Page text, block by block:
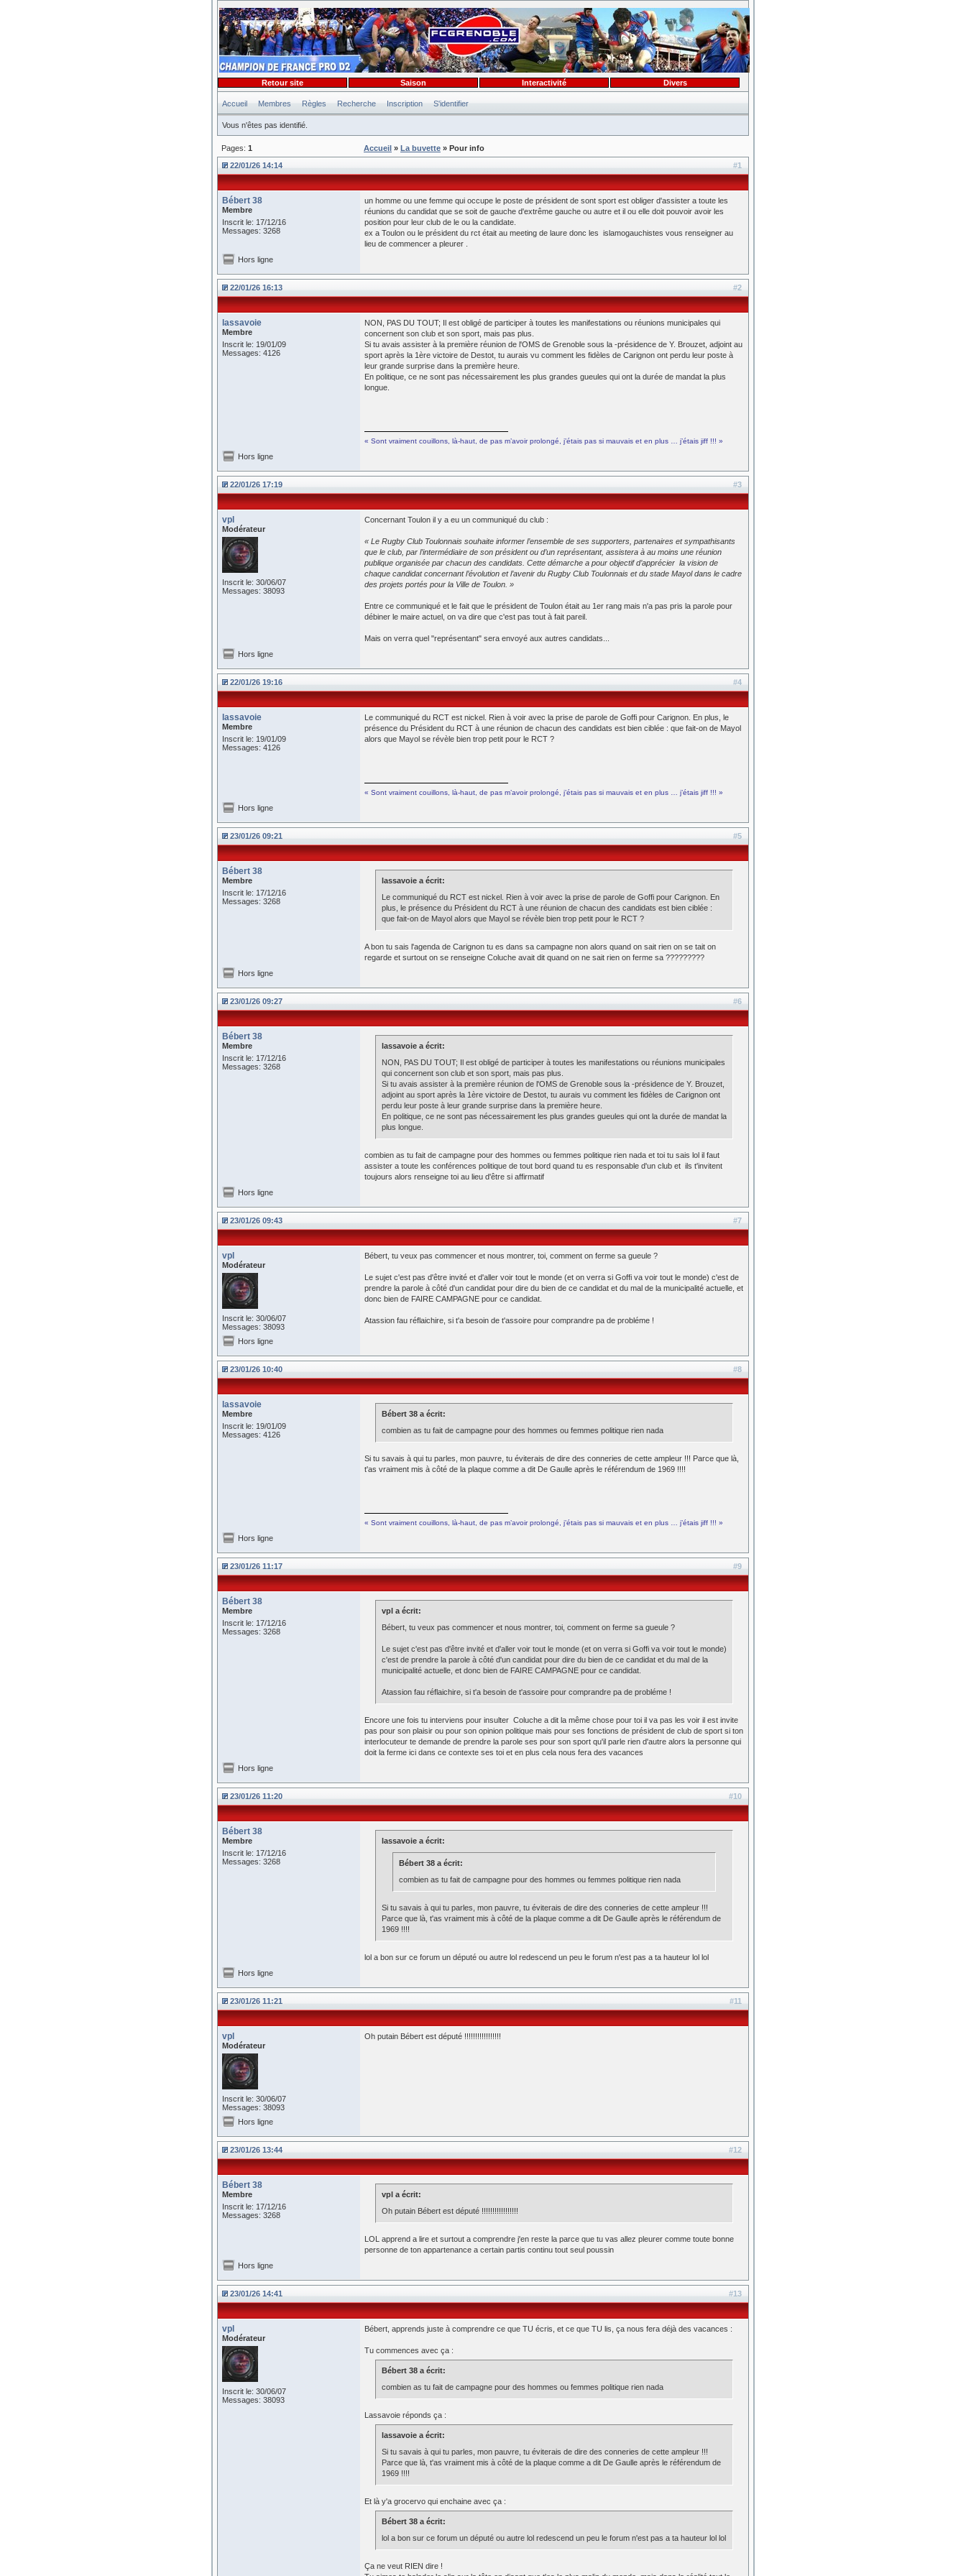
Accueil Membres Règles Recherche Inscription S'identifier
Vous n'êtes pas identifié.
Retour site Saison Interactivité Divers
Pages: 1 Accueil » La buvette » Pour info
#1
22/01/26 14:14
Bébert 38
Membre
Inscrit le: 17/12/16
Messages: 3268
un homme ou une femme qui occupe le poste de président de sont sport est obliger d'assister a toute les
réunions du candidat que se soit de gauche d'extrême gauche ou autre et il ou elle doit pouvoir avoir les
position pour leur club de le ou la candidate.
ex a Toulon ou le président du rct était au meeting de laure donc les islamogauchistes vous renseigner au
lieu de commencer a pleurer .
Hors ligne
#2
22/01/26 16:13
lassavoie
Membre
Inscrit le: 19/01/09
Messages: 4126
NON, PAS DU TOUT; Il est obligé de participer à toutes les manifestations ou réunions municipales qui
concernent son club et son sport, mais pas plus.
Si tu avais assister à la première réunion de l'OMS de Grenoble sous la -présidence de Y. Brouzet, adjoint au
sport après la 1ère victoire de Destot, tu aurais vu comment les fidèles de Carignon ont perdu leur poste à
leur grande surprise dans la première heure.
En politique, ce ne sont pas nécessairement les plus grandes gueules qui ont la durée de mandat la plus
longue.
« Sont vraiment couillons, là-haut, de pas m’avoir prolongé, j’étais pas si mauvais et en plus … j’étais jiff !!! »
Hors ligne
#3
22/01/26 17:19
vpl
Modérateur
Inscrit le: 30/06/07
Messages: 38093
Concernant Toulon il y a eu un communiqué du club :
« Le Rugby Club Toulonnais souhaite informer l’ensemble de ses supporters, partenaires et sympathisants
que le club, par l’intermédiaire de son président ou d’un représentant, assistera à au moins une réunion
publique organisée par chacun des candidats. Cette démarche a pour objectif d’apprécier la vision de
chaque candidat concernant l’évolution et l’avenir du Rugby Club Toulonnais et du stade Mayol dans le cadre
des projets portés pour la Ville de Toulon. »
Entre ce communiqué et le fait que le président de Toulon était au 1er rang mais n'a pas pris la parole pour
débiner le maire actuel, on va dire que c'est pas tout à fait pareil.
Mais on verra quel "représentant" sera envoyé aux autres candidats...
Hors ligne
#4
22/01/26 19:16
lassavoie
Membre
Inscrit le: 19/01/09
Messages: 4126
Le communiqué du RCT est nickel. Rien à voir avec la prise de parole de Goffi pour Carignon. En plus, le
présence du Président du RCT à une réunion de chacun des candidats est bien ciblée : que fait-on de Mayol
alors que Mayol se révèle bien trop petit pour le RCT ?
« Sont vraiment couillons, là-haut, de pas m’avoir prolongé, j’étais pas si mauvais et en plus … j’étais jiff !!! »
Hors ligne
#5
23/01/26 09:21
Bébert 38
Membre
Inscrit le: 17/12/16
Messages: 3268
lassavoie a écrit:
Le communiqué du RCT est nickel. Rien à voir avec la prise de parole de Goffi pour Carignon. En
plus, le présence du Président du RCT à une réunion de chacun des candidats est bien ciblée :
que fait-on de Mayol alors que Mayol se révèle bien trop petit pour le RCT ?
A bon tu sais l'agenda de Carignon tu es dans sa campagne non alors quand on sait rien on se tait on
regarde et surtout on se renseigne Coluche avait dit quand on ne sait rien on ferme sa ?????????
Hors ligne
#6
23/01/26 09:27
Bébert 38
Membre
Inscrit le: 17/12/16
Messages: 3268
lassavoie a écrit:
NON, PAS DU TOUT; Il est obligé de participer à toutes les manifestations ou réunions municipales
qui concernent son club et son sport, mais pas plus.
Si tu avais assister à la première réunion de l'OMS de Grenoble sous la -présidence de Y. Brouzet,
adjoint au sport après la 1ère victoire de Destot, tu aurais vu comment les fidèles de Carignon ont
perdu leur poste à leur grande surprise dans la première heure.
En politique, ce ne sont pas nécessairement les plus grandes gueules qui ont la durée de mandat la
plus longue.
combien as tu fait de campagne pour des hommes ou femmes politique rien nada et toi tu sais lol il faut
assister a toute les conférences politique de tout bord quand tu es responsable d'un club et ils t'invitent
toujours alors renseigne toi au lieu d'être si affirmatif
Hors ligne
#7
23/01/26 09:43
vpl
Modérateur
Inscrit le: 30/06/07
Messages: 38093
Bébert, tu veux pas commencer et nous montrer, toi, comment on ferme sa gueule ?
Le sujet c'est pas d'être invité et d'aller voir tout le monde (et on verra si Goffi va voir tout le monde) c'est de
prendre la parole à côté d'un candidat pour dire du bien de ce candidat et du mal de la municipalité actuelle, et
donc bien de FAIRE CAMPAGNE pour ce candidat.
Atassion fau réflaichire, si t'a besoin de t'assoire pour comprandre pa de probléme !
Hors ligne
#8
23/01/26 10:40
lassavoie
Membre
Inscrit le: 19/01/09
Messages: 4126
Bébert 38 a écrit:
combien as tu fait de campagne pour des hommes ou femmes politique rien nada
Si tu savais à qui tu parles, mon pauvre, tu éviterais de dire des conneries de cette ampleur !!! Parce que là,
t'as vraiment mis à côté de la plaque comme a dit De Gaulle après le référendum de 1969 !!!!
« Sont vraiment couillons, là-haut, de pas m’avoir prolongé, j’étais pas si mauvais et en plus … j’étais jiff !!! »
Hors ligne
#9
23/01/26 11:17
Bébert 38
Membre
Inscrit le: 17/12/16
Messages: 3268
vpl a écrit:
Bébert, tu veux pas commencer et nous montrer, toi, comment on ferme sa gueule ?
Le sujet c'est pas d'être invité et d'aller voir tout le monde (et on verra si Goffi va voir tout le monde)
c'est de prendre la parole à côté d'un candidat pour dire du bien de ce candidat et du mal de la
municipalité actuelle, et donc bien de FAIRE CAMPAGNE pour ce candidat.
Atassion fau réflaichire, si t'a besoin de t'assoire pour comprandre pa de probléme !
Encore une fois tu interviens pour insulter Coluche a dit la même chose pour toi il va pas les voir il est invite
pas pour son plaisir ou pour son opinion politique mais pour ses fonctions de président de club de sport si ton
interlocuteur te demande de prendre la parole ses pour son sport qu'il parle rien d'autre alors la personne qui
doit la ferme ici dans ce contexte ses toi et en plus cela nous fera des vacances
Hors ligne
#10
23/01/26 11:20
Bébert 38
Membre
Inscrit le: 17/12/16
Messages: 3268
lassavoie a écrit:
Bébert 38 a écrit:
combien as tu fait de campagne pour des hommes ou femmes politique rien nada
Si tu savais à qui tu parles, mon pauvre, tu éviterais de dire des conneries de cette ampleur !!!
Parce que là, t'as vraiment mis à côté de la plaque comme a dit De Gaulle après le référendum de
1969 !!!!
lol a bon sur ce forum un député ou autre lol redescend un peu le forum n'est pas a ta hauteur lol lol
Hors ligne
#11
23/01/26 11:21
vpl
Modérateur
Inscrit le: 30/06/07
Messages: 38093
Oh putain Bébert est député !!!!!!!!!!!!!!!!!
Hors ligne
#12
23/01/26 13:44
Bébert 38
Membre
Inscrit le: 17/12/16
Messages: 3268
vpl a écrit:
Oh putain Bébert est député !!!!!!!!!!!!!!!!!
LOL apprend a lire et surtout a comprendre j'en reste la parce que tu vas allez pleurer comme toute bonne
personne de ton appartenance a certain partis continu tout seul poussin
Hors ligne
#13
23/01/26 14:41
vpl
Modérateur
Inscrit le: 30/06/07
Messages: 38093
Bébert, apprends juste à comprendre ce que TU écris, et ce que TU lis, ça nous fera déjà des vacances :
Tu commences avec ça :
Bébert 38 a écrit:
combien as tu fait de campagne pour des hommes ou femmes politique rien nada
Lassavoie réponds ça :
lassavoie a écrit:
Si tu savais à qui tu parles, mon pauvre, tu éviterais de dire des conneries de cette ampleur !!!
Parce que là, t'as vraiment mis à côté de la plaque comme a dit De Gaulle après le référendum de
1969 !!!!
Et là y'a grocervo qui enchaine avec ça :
Bébert 38 a écrit:
lol a bon sur ce forum un député ou autre lol redescend un peu le forum n'est pas a ta hauteur lol lol
Ça ne veut RIEN dire !